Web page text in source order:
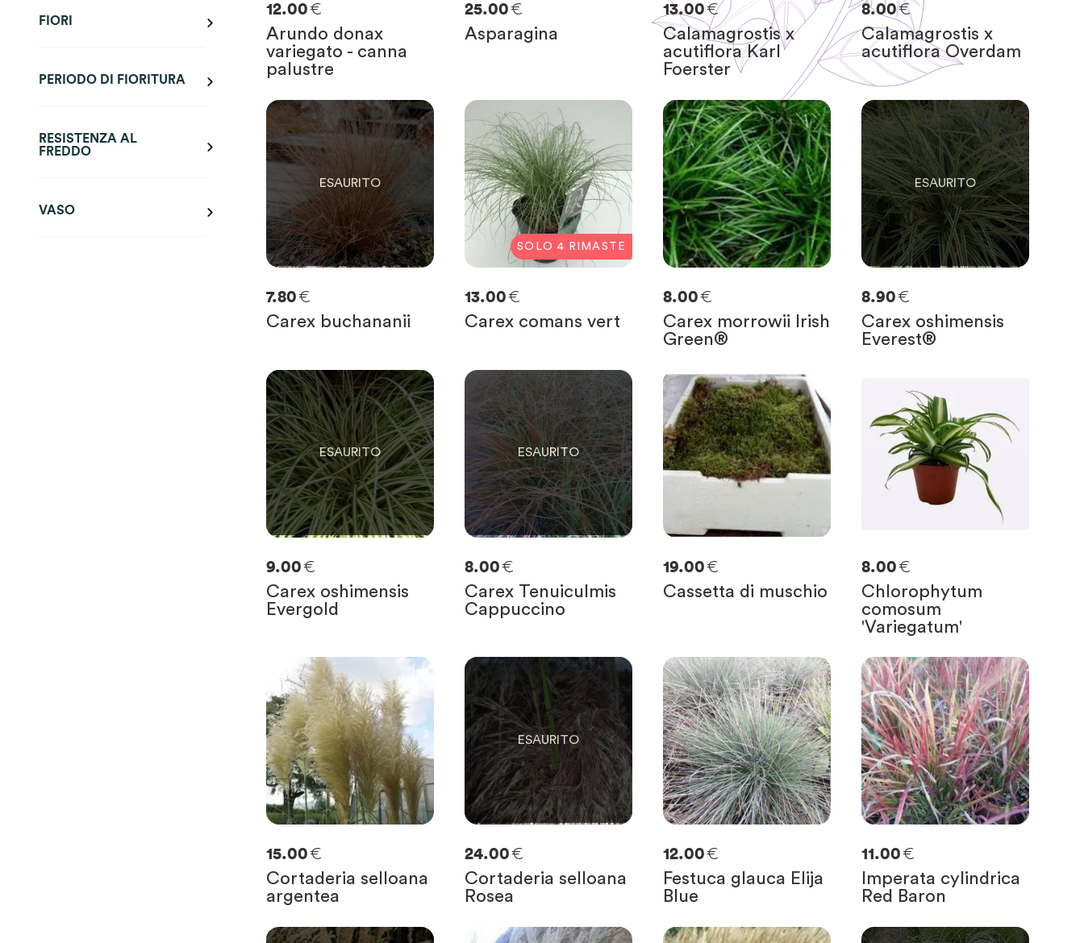
FIORI
PERIODO DI FIORITURA
RESISTENZA AL
FREDDO
VASO
12.00€
Arundo donax
variegato - canna
palustre
25.00€
Asparagina
13.00€
Calamagrostis x
acutiflora Karl
Foerster
8.00€
Calamagrostis x
acutiflora Overdam
0
SOLO 0 RIMASTE
7.80€
Carex buchananii
SOLO 4 RIMASTE
13.00€
Carex comans vert
8.00€
Carex morrowii Irish
Green®
0
SOLO 0 RIMASTE
8.90€
Carex oshimensis
Everest®
0
SOLO 0RIMASTE
9.00€
Carex oshimensis
Evergold
0
SOLO0 RIMASTE
8.00€
Carex Tenuiculmis
Cappuccino
19.00€
Cassetta di muschio
8.00€
Chlorophytum
comosum
'Variegatum'
15.00€
Cortaderia selloana
argentea
0
RIMASTE
24.00€
Cortaderia selloana
Rosea
12.00€
Festuca glauca Elija
Blue
11.00€
Imperata cylindrica
Red Baron
0
0